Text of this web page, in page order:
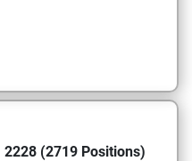
2228 (2719 Positions)